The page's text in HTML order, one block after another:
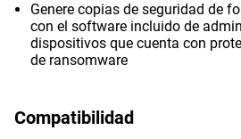
Genere copias de seguridad de
con el software incluido de
dispositivos que cuenta con
de ransomware
Compatibilidad